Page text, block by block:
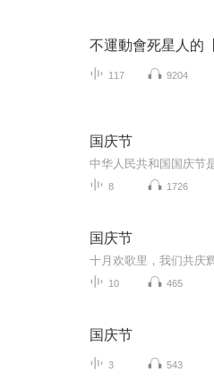
不運動會死星人的
117 9204
国庆节
8 1726
国庆节
10 465
国庆节
3 543